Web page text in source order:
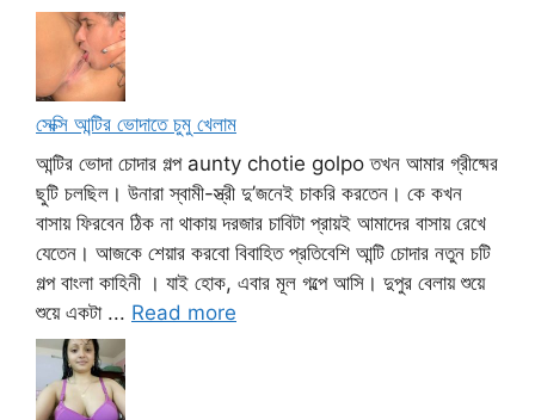
সেক্সি আন্টির ভোদাতে চুমু খেলাম
আন্টির ভোদা চোদার গল্প aunty chotie golpo তখন আমার গ্রীষ্মের
ছুটি চলছিল। উনারা স্বামী-স্ত্রী দু’জনেই চাকরি করতেন। কে কখন
বাসায় ফিরবেন ঠিক না থাকায় দরজার চাবিটা প্রায়ই আমাদের বাসায় রেখে
যেতেন। আজকে শেয়ার করবো বিবাহিত প্রতিবেশি আন্টি চোদার নতুন চটি
গল্প বাংলা কাহিনী । যাই হোক, এবার মূল গল্পে আসি। দুপুর বেলায় শুয়ে
শুয়ে একটা ... Read more